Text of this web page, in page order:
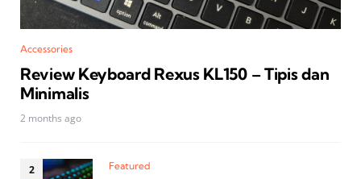
Accessories
Review Keyboard Rexus KL150 – Tipis dan
Minimalis
2 months ago
Featured